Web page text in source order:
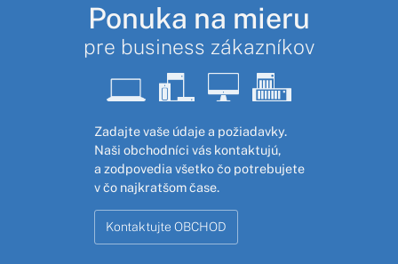
Ponuka na mieru
pre business zákazníkov
Zadajte vaše údaje a požiadavky.
Naši obchodníci vás kontaktujú,
a zodpovedia všetko čo potrebujete
v čo najkratšom čase.
Kontaktujte OBCHOD